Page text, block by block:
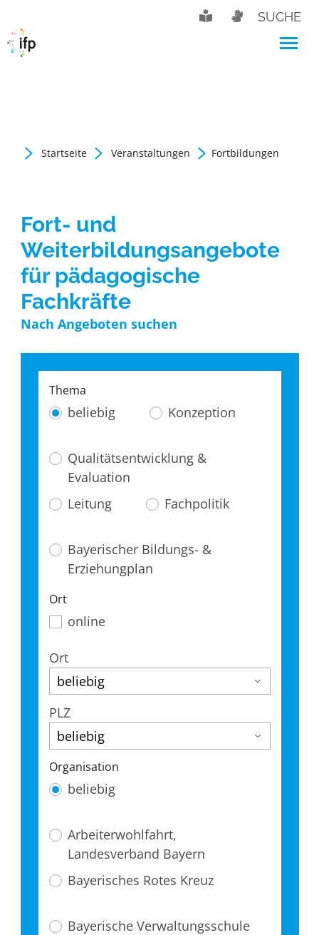
SUCHE
Startseite Veranstaltungen Fortbildungen
Fort- und
Weiterbildungsangebote
für pädagogische
Fachkräfte
Nach Angeboten suchen
Thema
beliebig Konzeption
Qualitätsentwicklung &
Evaluation
Leitung
Fachpolitik
Bayerischer Bildungs- &
Erziehungplan
Ort
online
Ort
PLZ
Organisation
beliebig
Arbeiterwohlfahrt,
Landesverband Bayern
Bayerisches Rotes Kreuz
Bayerische Verwaltungsschule